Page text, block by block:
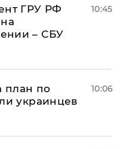
ГРУ РФ
– СБУ
10:45
план по
украинцев
10:06